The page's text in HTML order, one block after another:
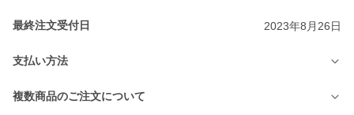
最終注文受付日 2023年8月26日
支払い方法
複数商品のご注文について